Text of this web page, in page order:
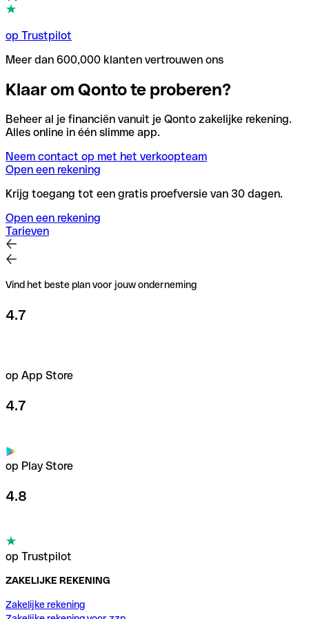
op Trustpilot
Meer dan 600,000 klanten vertrouwen ons
Klaar om Qonto te proberen?
Beheer al je financiën vanuit je Qonto zakelijke rekening.
Alles online in één slimme app.
Neem contact op met het verkoopteam
Open een rekening
Krijg toegang tot een gratis proefversie van 30 dagen.
Open een rekening
Tarieven
Vind het beste plan voor jouw onderneming
4.7
op App Store
4.7
op Play Store
4.8
op Trustpilot
ZAKELIJKE REKENING
Zakelijke rekening